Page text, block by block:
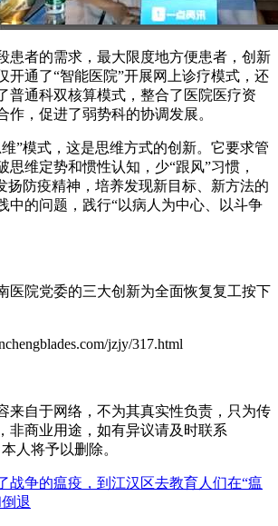
患者的需求，最大限度地方便患者，创新
开通了“智能医院”开展网上诊疗模式，还
普通科双核算模式，整合了医院医疗资
作，促进了弱势科的协调发展。
”模式，这是思维方式的创新。它要求管
思维定势和惯性认知，少“跟风”习惯，
扬防疫精神，培养发现新目标、新方法的
中的问题，践行“以病人为中心、以斗争
医院党委的三大创新为全面恢复复工按下
jzjy/317.html
来自于网络，不为其真实性负责，只为传
非商业用途，如有异议请及时联系
人将予以删除。
战争的瘟疫，到江汉区去教育人们在“瘟
退